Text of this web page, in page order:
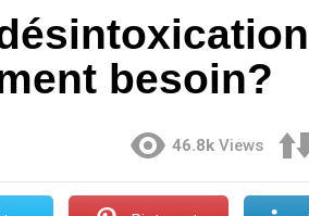
besoin?
46.8k Views